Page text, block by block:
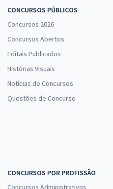
CONCURSOS PÚBLICOS
Concursos 2026
Concursos Abertos
Editais Publicados
Histórias Visuais
Notícias de Concursos
Questões de Concurso
CONCURSOS POR PROFISSÃO
Concursos Administrativos